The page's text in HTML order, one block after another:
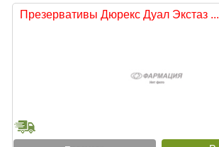
Презервативы Дюрекс Дуал Экстаз ...